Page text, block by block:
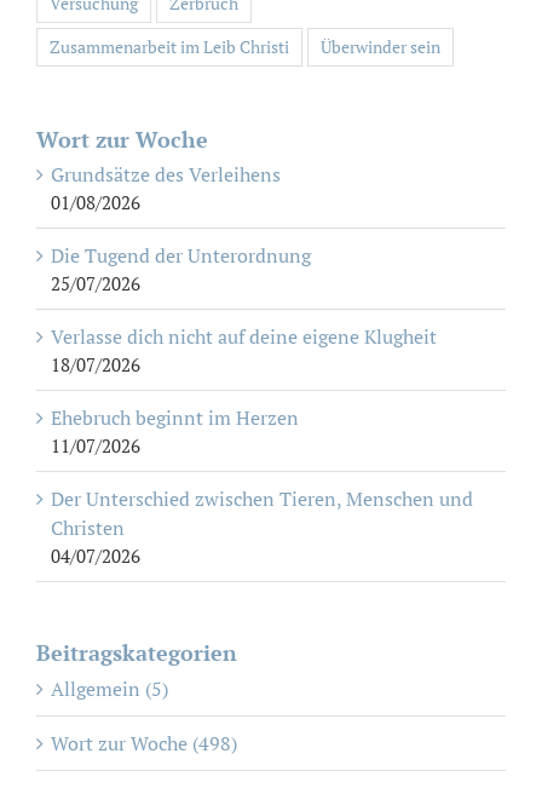
Zusammenarbeit im Leib Christi
Überwinder sein
Wort zur Woche
Grundsätze des Verleihens
01/08/2026
Die Tugend der Unterordnung
25/07/2026
Verlasse dich nicht auf deine eigene Klugheit
18/07/2026
Ehebruch beginnt im Herzen
11/07/2026
Der Unterschied zwischen Tieren, Menschen und
Christen
04/07/2026
Beitragskategorien
Allgemein (5)
Wort zur Woche (498)